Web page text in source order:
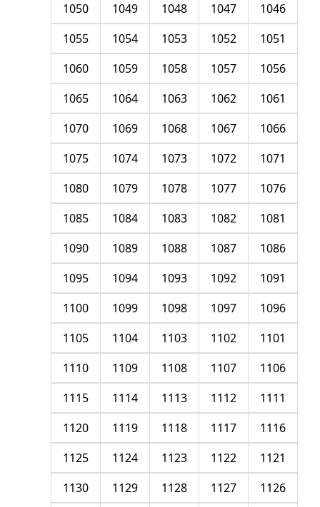
1046
1047
1048
1049
1050
1051
1052
1053
1054
1055
1056
1057
1058
1059
1060
1061
1062
1063
1064
1065
1066
1067
1068
1069
1070
1071
1072
1073
1074
1075
1076
1077
1078
1079
1080
1081
1082
1083
1084
1085
1086
1087
1088
1089
1090
1091
1092
1093
1094
1095
1096
1097
1098
1099
1100
1101
1102
1103
1104
1105
1106
1107
1108
1109
1110
1111
1112
1113
1114
1115
1116
1117
1118
1119
1120
1121
1122
1123
1124
1125
1126
1127
1128
1129
1130